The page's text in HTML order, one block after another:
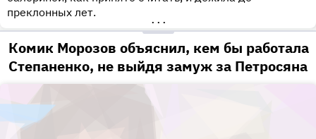
преклонных лет.
•••
Комик Морозов объяснил, кем бы работала
Степаненко, не выйдя замуж за Петросяна